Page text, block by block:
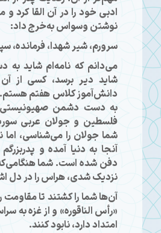
ادبی خود را در آن القا کرد و
نوشتن وسواس به‌خرج داد:
سرورم، شیر شهدا، فرمانده،
می‌دانم که نامه‌ام شاید به
شاید دیر برسد، کسی از
دانش‌آموز کلاس هفتم
به دست دشمن صهیونیستی
فلسطین و جولان عربی
شما جولان را می‌شناسی، اما
آنجا به دنیا آمده و
دفن شده است. شما
نزدیک شدی، هراس را در دل
آن‌ها شما را کشتند تا مقاومت
«رأس الناقوره» و از غزه به
امتداد دارد، نابود کنند.